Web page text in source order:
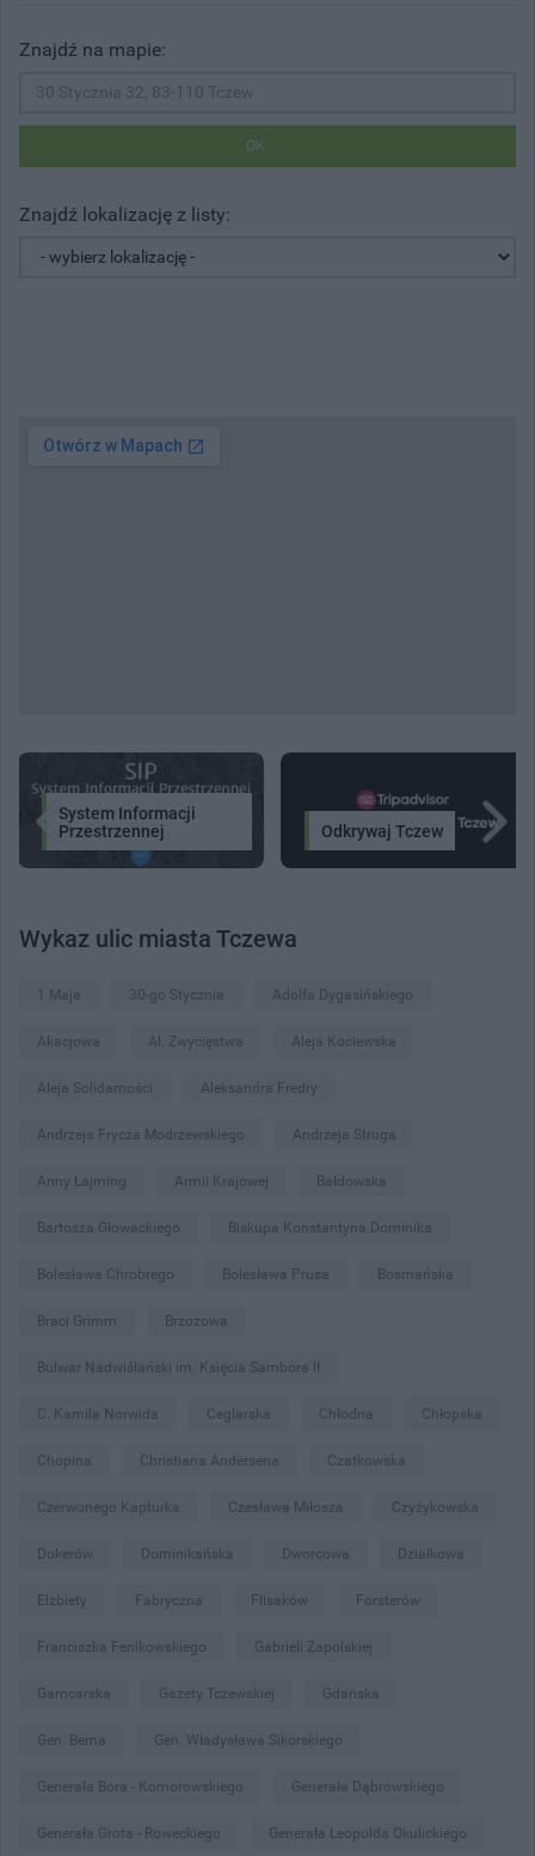
Znajdź na mapie:
OK
Znajdź lokalizację z listy:
System Informacji
Przestrzennej
Odkrywaj Tczew
Wykaz ulic miasta Tczewa
1 Maja 30-go Stycznia Adolfa Dygasińskiego
Akacjowa Al. Zwycięstwa Aleja Kociewska
Aleja Solidarności Aleksandra Fredry
Andrzeja Frycza Modrzewskiego Andrzeja Struga
Anny Łajming Armii Krajowej Bałdowska
Bartosza Głowackiego Biskupa Konstantyna Dominika
Bolesława Chrobrego Bolesława Prusa Bosmańska
Braci Grimm Brzozowa
Bulwar Nadwiślański im. Księcia Sambora II
C. Kamila Norwida Ceglarska Chłodna Chłopska
Chopina Christiana Andersena Czatkowska
Czerwonego Kapturka Czesława Miłosza Czyżykowska
Dokerów Dominikańska Dworcowa Działkowa
Elżbiety Fabryczna Flisaków Forsterów
Franciszka Fenikowskiego Gabrieli Zapolskiej
Garncarska Gazety Tczewskiej Gdańska
Gen. Bema Gen. Władysława Sikorskiego
Generała Bora - Komorowskiego Generała Dąbrowskiego
Generała Grota - Roweckiego Generała Leopolda Okulickiego